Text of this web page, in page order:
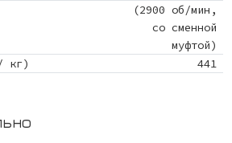
(2900 об/мин,
со сменной
муфтой)
кг)
441